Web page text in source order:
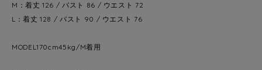
M：着丈 126 / バスト 86 / ウエスト 72
L：着丈 128 / バスト 90 / ウエスト 76
MODEL170cm45kg/M着用